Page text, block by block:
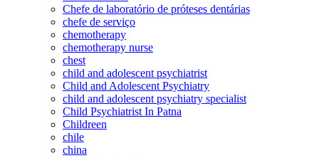
Chefe de laboratório de próteses dentárias
chefe de serviço
chemotherapy
chemotherapy nurse
chest
child and adolescent psychiatrist
Child and Adolescent Psychiatry
child and adolescent psychiatry specialist
Child Psychiatrist In Patna
Childreen
chile
china